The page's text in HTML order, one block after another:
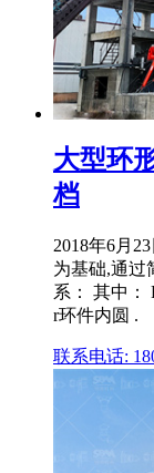
大型环
档
2018年6月
为基础,通过
系： 其中：
r环件内圆 .
联系电话: